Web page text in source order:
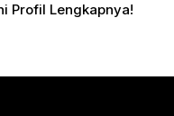
Profil Lengkapnya!